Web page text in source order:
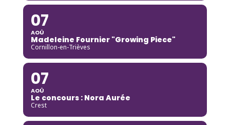
07
AOÛ
Madeleine Fournier "Growing Piece"
Cornillon-en-Trièves
07
AOÛ
Le concours : Nora Aurée
Crest